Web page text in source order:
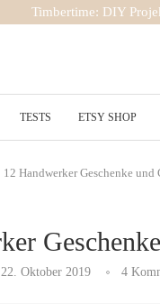
Timbertime: DIY
TESTS ETSY SHOP
12 Handwerker Geschenke
22. Oktober 2019 4